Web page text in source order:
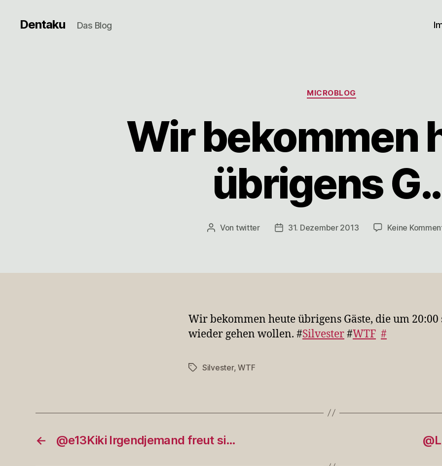
Dentaku Das Blog
Kategorien
MICROBLOG
Wir bekommen
übrigens
Beitragsautor
Von twitter Veröffentlichungsdatum
31. Dezember 2013 Keine
Wir bekommen heute übrigens Gäste, die um 20:00
wieder gehen wollen. #Silvester#WTF #
Schlagwörter
Silvester,WTF
← @e13Kiki Irgendjemand freut si…